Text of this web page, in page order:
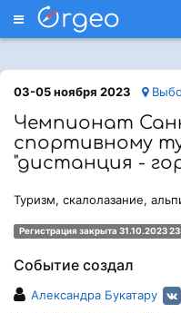
Меню
03-05 ноября 2023
Чемпионат
спортивному
"дистанция -
Туризм, скалолазание,
Регистрация закрыта 31.10.2023
Событие создал
Александра Букатару